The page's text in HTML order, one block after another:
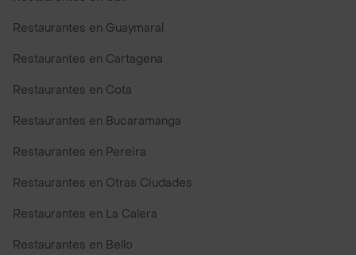
Restaurantes en Guaymaral
Restaurantes en Cartagena
Restaurantes en Cota
Restaurantes en Bucaramanga
Restaurantes en Pereira
Restaurantes en Otras Ciudades
Restaurantes en La Calera
Restaurantes en Bello